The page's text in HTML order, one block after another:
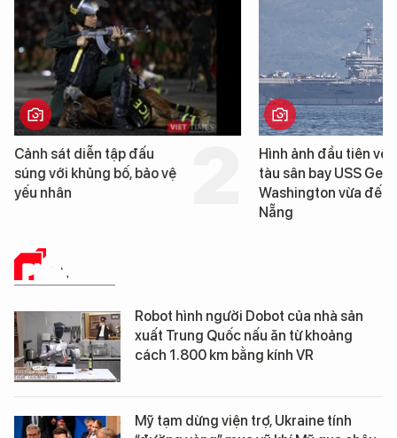
Cảnh sát diễn tập đấu
súng với khủng bố, bảo vệ
yếu nhân
Hình ảnh đầu tiên về
tàu sân bay USS
Washington vừa đến
Nẵng
PHÂN TÍCH
Robot hình người Dobot của nhà sản
xuất Trung Quốc nấu ăn từ khoảng
cách 1.800 km bằng kính VR
Mỹ tạm dừng viện trợ, Ukraine tính